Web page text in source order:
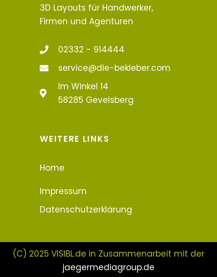
3D Layouts für Handwerker,
Firmen und Agenturen
02332 - 914444
service@die-bekleber.com
Im Winkel 14
58285 Gevelsberg
WEITERE LINKS
Home
Impressum
Datenschutzerklärung
(C) 2025 VISIBL.de in Zusammenarbeit mit der
jaegermediagroup.de